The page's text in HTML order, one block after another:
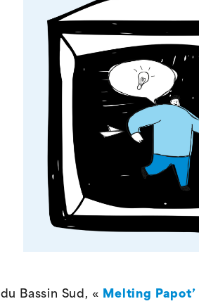
Bassin Sud, « Melting Papot’